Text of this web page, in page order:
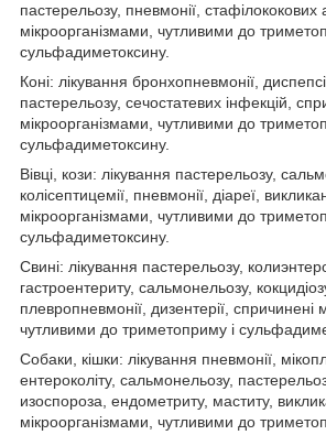
пастерельозу, пневмонії, стафілококових
мікроорганізмами, чутливими до
сульфадиметоксину.
Коні: лікування бронхопневмонії,
пастерельозу, сечостатевих інфекцій,
мікроорганізмами, чутливими до
сульфадиметоксину.
Вівці, кози: лікування пастерельозу,
колісептицемії, пневмонії, діареї,
мікроорганізмами, чутливими до
сульфадиметоксину.
Свині: лікування пастерельозу,
гастроентериту, сальмонельозу,
плевропневмонії, дизентерії, спричинені
чутливими до триметоприму і
Собаки, кішки: лікування пневмонії,
ентероколіту, сальмонельозу,
изоспороза, ендометриту, маститу,
мікроорганізмами, чутливими до